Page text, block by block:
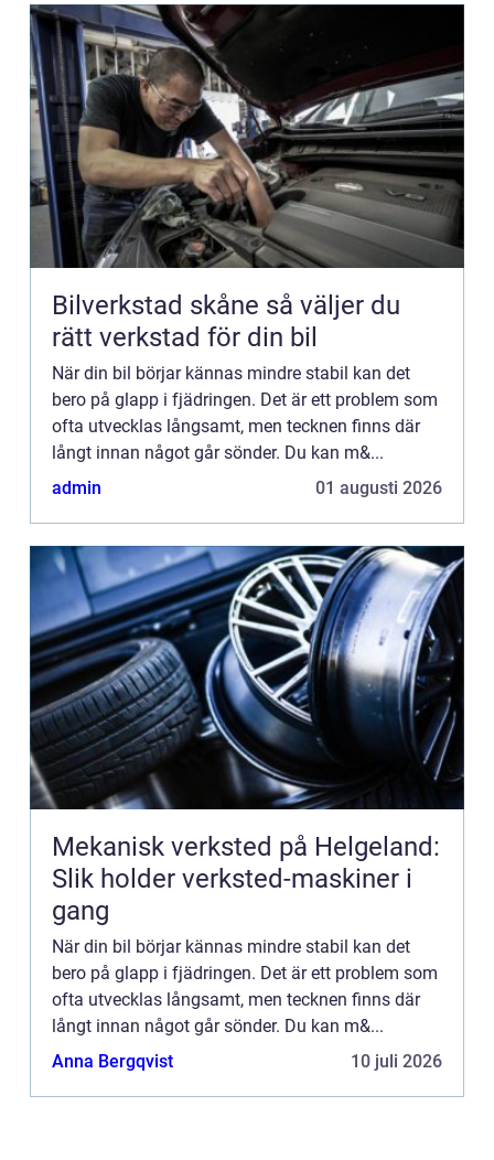
Bilverkstad skåne så väljer du
rätt verkstad för din bil
När din bil börjar kännas mindre stabil kan det
bero på glapp i fjädringen. Det är ett problem som
ofta utvecklas långsamt, men tecknen finns där
långt innan något går sönder. Du kan m&...
admin
01 augusti 2026
Mekanisk verksted på Helgeland:
Slik holder verksted-maskiner i
gang
När din bil börjar kännas mindre stabil kan det
bero på glapp i fjädringen. Det är ett problem som
ofta utvecklas långsamt, men tecknen finns där
långt innan något går sönder. Du kan m&...
Anna Bergqvist
10 juli 2026